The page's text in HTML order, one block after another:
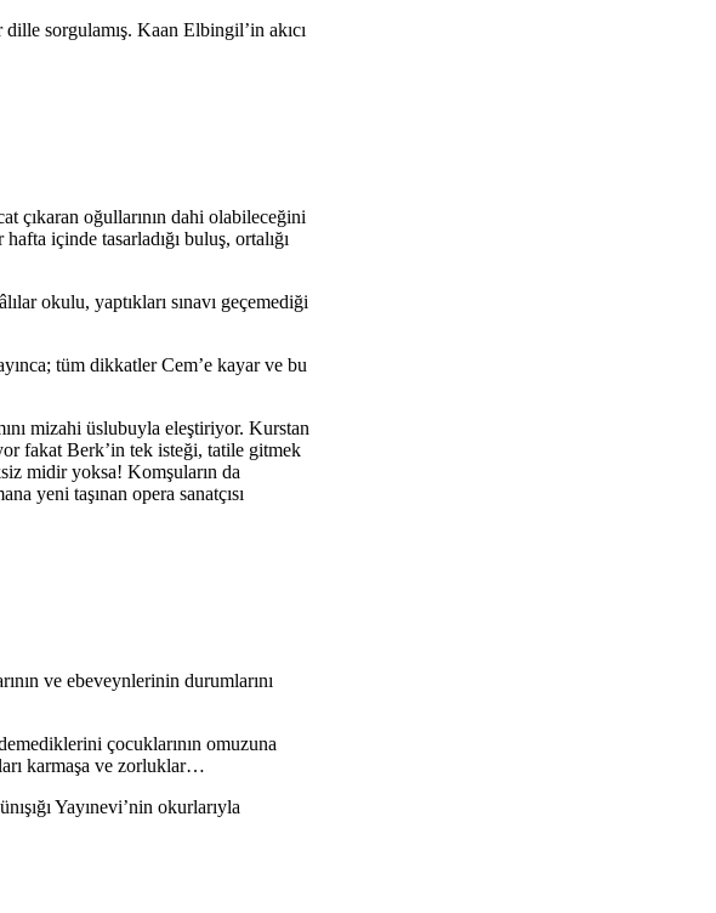
sorgulamış. Kaan Elbingil’in akıcı
çıkaran oğullarının dahi olabileceğini
içinde tasarladığı buluş, ortalığı
okulu, yaptıkları sınavı geçemediği
tüm dikkatler Cem’e kayar ve bu
mizahi üslubuyla eleştiriyor. Kurstan
fakat Berk’in tek isteği, tatile gitmek
midir yoksa! Komşuların da
yeni taşınan opera sanatçısı
ve ebeveynlerinin durumlarını
çocuklarının omuzuna
karmaşa ve zorluklar…
Yayınevi’nin okurlarıyla